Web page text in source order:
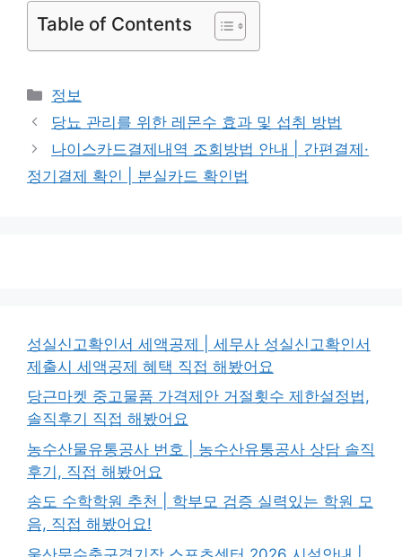
Table of Contents
카
테
고
리
정보
당뇨 관리를 위한 레몬수 효과 및 섭취 방법
나이스카드결제내역 조회방법 안내 | 간편결제·
정기결제 확인 | 분실카드 확인법
성실신고확인서 세액공제 | 세무사 성실신고확인서
제출시 세액공제 혜택 직접 해봤어요
당근마켓 중고물품 가격제안 거절횟수 제한설정법,
솔직후기 직접 해봤어요
농수산물유통공사 번호 | 농수산유통공사 상담 솔직
후기, 직접 해봤어요
송도 수학학원 추천 | 학부모 검증 실력있는 학원 모
음, 직접 해봤어요!